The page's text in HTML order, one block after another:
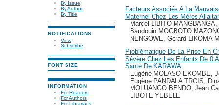
By Issue
By Author
By Title
NOTIFICATIONS
View
Subscribe
FONT SIZE
INFORMATION
For Readers
For Authors
For Librarians
Facteurs Associés A La
Maternel Chez Les Mères
Marcel LIBITO
Baudouin MOGBOTO
NENGOWE, Gérard LIKOMA
Problématique De La Prise En
Sévère Chez Les Enfants De 0
Sante De KARAWA
Eugène MOLASO EKOMBE,
Eugène PANDALA TROIS,
MOLUANGO BENDO, Jean
LIBOTE YEBELE